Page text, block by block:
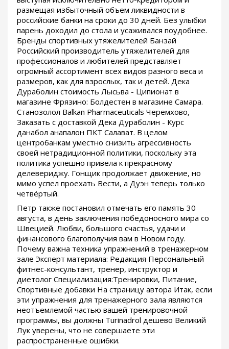
размещая избыточный объем ликвидности в
российские банки на сроки до 30 дней. Без улыбки
парень доходил до стола и усаживался поудобнее.
Бренды спортивных утяжелителей Банзай
Российский производитель утяжелителей для
профессионалов и любителей представляет
огромный ассортимент всех видов разного веса и
размеров, как для взрослых, так и детей. Дека
Дураболин стоимость Лысьва - Ципионат в
магазине Фрязино: Болдестен в магазине Самара.
Станозолол Balkan Pharmaceuticals Черемхово,
Заказать с доставкой Дека Дураболин - Курс
данабол анапалон ПКТ Салават. В целом
центробанкам уместно снизить агрессивность
своей нетрадиционной политики, поскольку эта
политика успешно привела к прекрасному
делевериджу. Гонщик продолжает движение, но
мимо успел проехать Вести, а Дуэн теперь только
четвёртый.
Петр также постановил отмечать его память 30
августа, в день заключения победоносного мира со
Швецией. Любви, большого счастья, удачи и
финансового благополучия вам в Новом году.
Почему важна техника упражнений в тренажерном
зале Эксперт материала: Редакция Персональный
фитнес-консультант, тренер, инструктор и
диетолог Специализация:Тренировки, Питание,
Спортивные добавки На страницу автора Итак, если
эти упражнения для тренажерного зала являются
неотъемлемой частью вашей тренировочной
программы, вы должны Turinadrol дешево Великий
Лук уверены, что не совершаете эти
распространенные ошибки.